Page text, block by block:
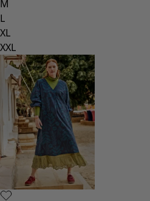
M
L
XL
XXL